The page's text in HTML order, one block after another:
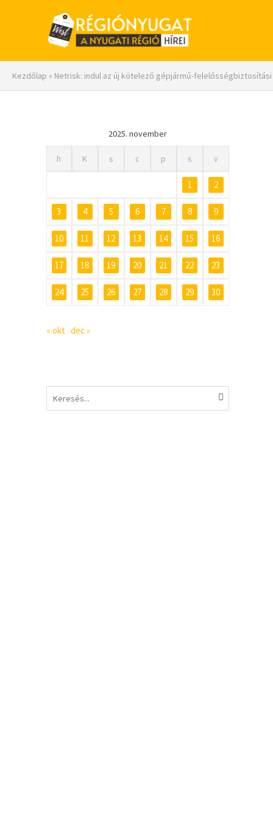
Kezdőlap » Netrisk: indul az új kötelező gépjármű-felelősségbiztosítási
2025. november
h K s c p s v
1 2
3 4 5 6 7 8 9
10 11 12 13 14 15 16
17 18 19 20 21 22 23
24 25 26 27 28 29 30
« okt dec »